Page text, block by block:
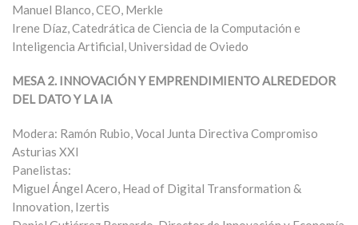
Manuel Blanco, CEO, Merkle
Irene Díaz, Catedrática de Ciencia de la Computación e
Inteligencia Artificial, Universidad de Oviedo
MESA 2. INNOVACIÓN Y EMPRENDIMIENTO ALREDEDOR
DEL DATO Y LA IA
Modera: Ramón Rubio, Vocal Junta Directiva Compromiso
Asturias XXI
Panelistas:
Miguel Ángel Acero, Head of Digital Transformation &
Innovation, Izertis